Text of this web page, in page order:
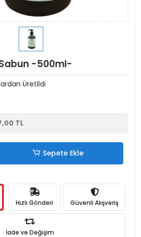
Sabun -500ml-
Üretildi
TL
Sepete Ekle
Hızlı Gönderi Güvenli Alışveriş
İade ve Değişim